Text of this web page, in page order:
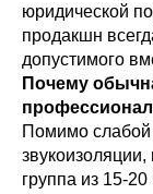
юридической
продакшн
допустимого
Почему
Помимо слабой
группа из 15-